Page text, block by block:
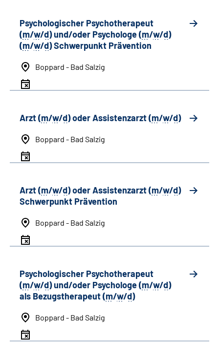
Psychologischer Psychotherapeut
(m/w/d) und/oder Psychologe (m/w/d)
(m/w/d) Schwerpunkt Prävention
Boppard - Bad Salzig
Arzt (m/w/d) oder Assistenzarzt (m/w/d)
Boppard - Bad Salzig
Arzt (m/w/d) oder Assistenzarzt (m/w/d)
Schwerpunkt Prävention
Boppard - Bad Salzig
Psychologischer Psychotherapeut
(m/w/d) und/oder Psychologe (m/w/d)
als Bezugstherapeut (m/w/d)
Boppard - Bad Salzig